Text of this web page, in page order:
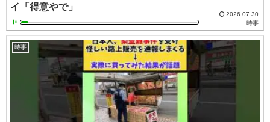
イ「得意やで」
2026.07.30
時事
時事